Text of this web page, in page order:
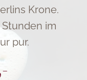
Krone.
im
pur.